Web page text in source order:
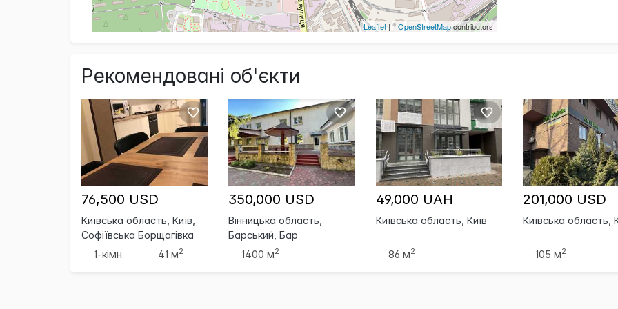
Leaflet | ©OpenStreetMapcontributors
Рекомендовані об'єкти
76,500 USD
Київська область, Київ,
Софіївська Борщагівка
1-кімн.
41 м2
350,000 USD
Вінницька область,
Барський, Бар
1400 м2
49,000 UAH
Київська область, Київ
86 м2
201,000 USD
Київська область,
105 м2